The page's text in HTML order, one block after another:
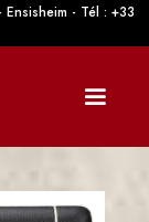
Ensisheim - Tél : +33